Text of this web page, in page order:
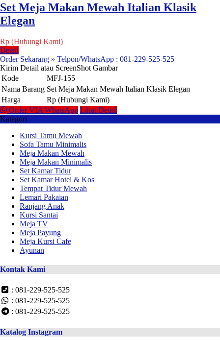
Set Meja Makan Mewah Italian Klasik
Elegan
Rp (Hubungi Kami)
Detail
Order Sekarang » Telpon/WhatsApp : 081-229-525-525
Kirim Detail atau ScreenShot Gambar
Kode
MFJ-155
Nama Barang Set Meja Makan Mewah Italian Klasik Elegan
Harga
Rp (Hubungi Kami)
Order VIA WhatsApp Lihat Detail
Kategori
Kursi Tamu Mewah
Sofa Tamu Minimalis
Meja Makan Mewah
Meja Makan Minimalis
Set Kamar Tidur
Set Kamar Hotel & Kos
Tempat Tidur Mewah
Lemari Pakaian
Ranjang Anak
Kursi Santai
Meja TV
Meja Payung
Meja Kursi Cafe
Ayunan
Kontak Kami
: 081-229-525-525
: 081-229-525-525
: 081-229-525-525
Katalog Instagram